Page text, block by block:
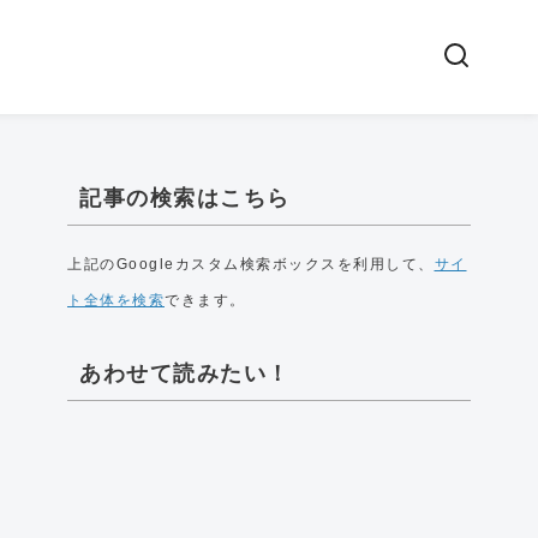
記事の検索はこちら
上記のGoogleカスタム検索ボックスを利用して、 サイ
ト全体を検索できます。
あわせて読みたい！